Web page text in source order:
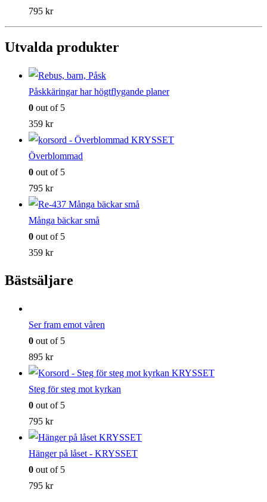
795 kr
Utvalda produkter
Påskkäringar har högtflygande planer
0 out of 5
359 kr
Överblommad
0 out of 5
795 kr
Många bäckar små
0 out of 5
359 kr
Bästsäljare
Ser fram emot våren
0 out of 5
895 kr
Steg för steg mot kyrkan
0 out of 5
795 kr
Hänger på låset - KRYSSET
0 out of 5
795 kr